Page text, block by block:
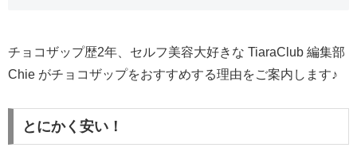
チョコザップ歴2年、セルフ美容大好きな TiaraClub 編集部
Chie がチョコザップをおすすめする理由をご案内します♪
とにかく安い！